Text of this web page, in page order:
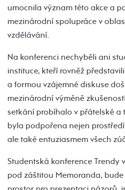
umocnila význam této akce a
mezinárodní spolupráce v
vzdělávání.
Na konferenci nechyběli ani
instituce, kteří rovněž
a formou vzájemné diskuse
mezinárodní výměně
setkání probíhalo v přátelské a
byla podpořena nejen
ale také entuziasmem všech
Studentská konference Trendy
pod záštitou Memoranda,